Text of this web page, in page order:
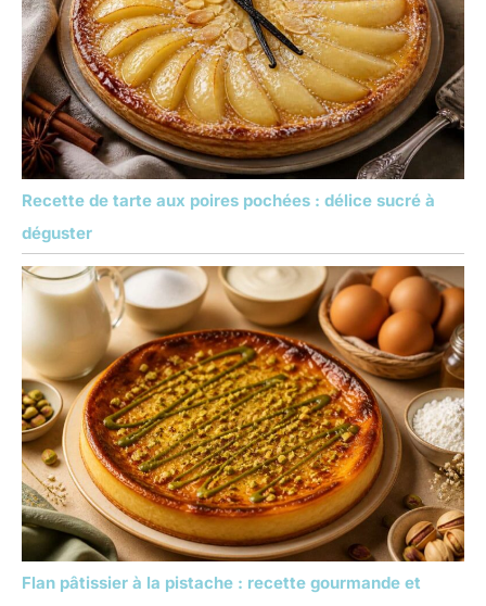
Recette de tarte aux poires pochées : délice sucré à
déguster
Flan pâtissier à la pistache : recette gourmande et